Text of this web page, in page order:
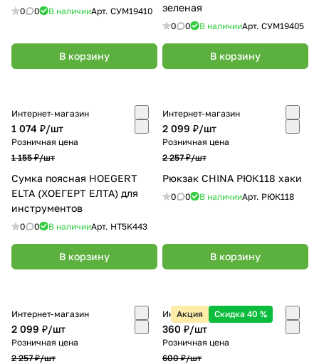
0 0 В наличииАрт. СУМ19410
В корзину
зеленая
0 0 В наличииАрт. СУМ19405
В корзину
Интернет-магазин
1 074 ₽/шт
Розничная цена
1 155 ₽/шт
Сумка поясная HOEGERT
ELTA (ХОЕГЕРТ ЕЛТА) для
инструментов
0 0 В наличииАрт. HT5K443
В корзину
Интернет-магазин
2 099 ₽/шт
Розничная цена
2 257 ₽/шт
Рюкзак CHINA РЮК118 хаки
0 0 В наличииАрт. РЮК118
В корзину
Интернет-магазин
2 099 ₽/шт
Розничная цена
2 257 ₽/шт
Акция Скидка 40 %
Интернет-магазин
360 ₽/шт
Розничная цена
600 ₽/шт